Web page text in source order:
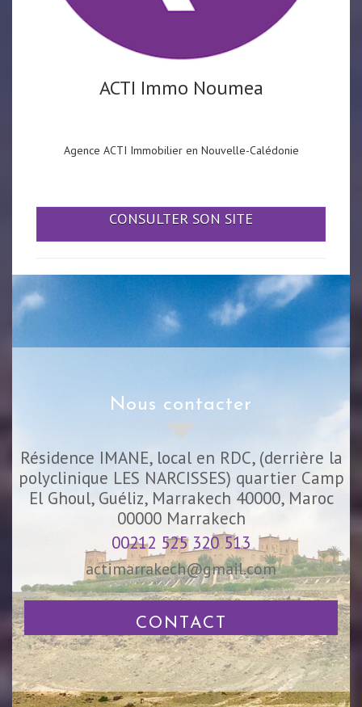
ACTI Immo Noumea
Agence ACTI Immobilier en Nouvelle-Calédonie
CONSULTER SON SITE
nous contacter
Résidence IMANE, local en RDC, (derrière la
polyclinique LES NARCISSES) quartier Camp
El Ghoul, Guéliz, Marrakech 40000, Maroc
00000 Marrakech
00212 525 320 513
actimarrakech@gmail.com
CONTACT